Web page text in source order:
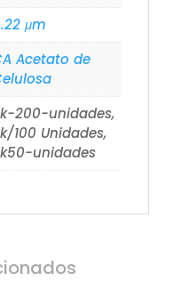
μm
Acetato de
200-unidades,
100 Unidades,
unidades